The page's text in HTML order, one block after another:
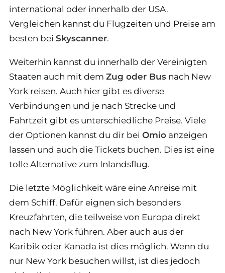
international oder innerhalb der USA.
Vergleichen kannst du Flugzeiten und Preise am
besten bei Skyscanner.
Weiterhin kannst du innerhalb der Vereinigten
Staaten auch mit dem Zug oder Bus nach New
York reisen. Auch hier gibt es diverse
Verbindungen und je nach Strecke und
Fahrtzeit gibt es unterschiedliche Preise. Viele
der Optionen kannst du dir bei Omio anzeigen
lassen und auch die Tickets buchen. Dies ist eine
tolle Alternative zum Inlandsflug.
Die letzte Möglichkeit wäre eine Anreise mit
dem Schiff. Dafür eignen sich besonders
Kreuzfahrten, die teilweise von Europa direkt
nach New York führen. Aber auch aus der
Karibik oder Kanada ist dies möglich. Wenn du
nur New York besuchen willst, ist dies jedoch